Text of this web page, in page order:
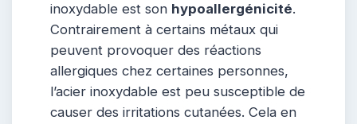
inoxydable est son hypoallergénicité.
Contrairement à certains métaux qui
peuvent provoquer des réactions
allergiques chez certaines personnes,
l’acier inoxydable est peu susceptible de
causer des irritations cutanées. Cela en